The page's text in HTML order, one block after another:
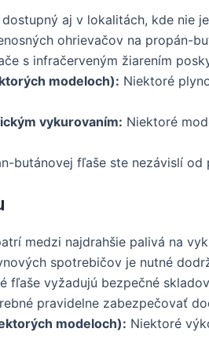
aj v lokalitách, kde nie
ohrievačov na propán-
s infračerveným žiarením
modeloch): Niektoré
vykurovaním: Niektoré
butánovej fľaše ste nezávislí od
medzi najdrahšie palivá na
spotrebičov je nutné
fľaše vyžadujú bezpečné
pravidelne zabezpečovať
modeloch): Niektoré